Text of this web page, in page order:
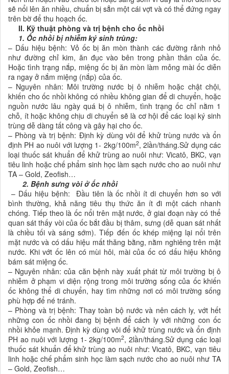
sẽ nổi lên ăn nhiều, chuẩn bị sẳn một cái vợt và có thể đứng ngay
trên bờ để thu hoạch ốc.
II. Kỹ thuật phòng và trị bệnh cho ốc nhồi
1. Ốc nhồi bị nhiễm ký sinh trùng:
– Dấu hiệu bệnh: Vỏ ốc bị ăn mòn thành các đường rảnh nhỏ
như đường chỉ kim, ăn đục vào bên trong phần thân của ốc.
Hoặc tình trạng nắp, miệng ốc bị ăn mòn làm mỏng mài ốc diễn
ra ngay ở nắm miệng (nắp) của ốc.
– Nguyên nhân: Môi trường nước bị ô nhiễm hoặc chật chội,
khiến cho ốc nhồi không có nhiều không gian để di chuyển, hoặc
nguồn nước lâu ngày quá bị ô nhiễm, tình trạng ốc chỉ nằm 1
chỗ, ít hoặc không chịu di chuyển sẽ là cơ hội để các loại ký sinh
trùng dễ dàng tất công và gây hại cho ốc.
– Phòng và trị bệnh: Định kỳ dùng vôi để khử trùng nước và ổn
định PH ao nuôi với lượng 1- 2kg/100m2, 2lần/tháng.Sử dụng các
loại thuốc sát khuẩn để khử trùng ao nuôi như: Vicatô, BKC, vạn
tiêu linh hoặc chế phẩm sinh học làm sạch nước cho ao nuôi như
TA – Gold, Zeofish…
2. Bệnh sưng vòi ở ốc nhồi
– Dấu hiệu bệnh:
Đầu tiên là ốc nhồi ít di chuyển hơn so với
bình thường, khả năng tiêu thụ thức ăn ít đi một cách nhanh
chóng. Tiếp theo là ốc nổi trên mặt nước, ở giai đoạn này có thể
quan sát thấy vòi của ốc bắt đầu bị thâm, sưng (dễ quan sát nhất
là chiều tối và sáng sớm). Tiếp đến ốc khép miệng lại nổi trên
mặt nước và có dấu hiệu mất thăng bằng, nằm nghiêng trên mặt
nước. Khi vớt ốc lên có mùi hôi, mài của ốc có dấu hiệu không
bám sát miệng ốc.
– Nguyên nhân: của căn bệnh này xuất phát từ môi trường bị ô
nhiễm ở phạm vi diện rộng trong môi trường sống của ốc khiến
ốc không thể di chuyển, hay tìm những nơi có môi trường sống
phù hợp để né tránh.
– Phòng và trị bệnh: Thay toàn bộ nước và nên cách ly, vớt hết
những con ốc nhồi đang bị bệnh để cách ly với những con ốc
nhồi khỏe mạnh. Định kỳ dùng vôi để khử trùng nước và ổn định
PH ao nuôi với lượng 1- 2kg/100m2, 2lần/tháng.Sử dụng các loại
thuốc sát khuẩn để khử trùng ao nuôi như: Vicatô, BKC, vạn tiêu
linh hoặc chế phẩm sinh học làm sạch nước cho ao nuôi như TA
– Gold, Zeofish…